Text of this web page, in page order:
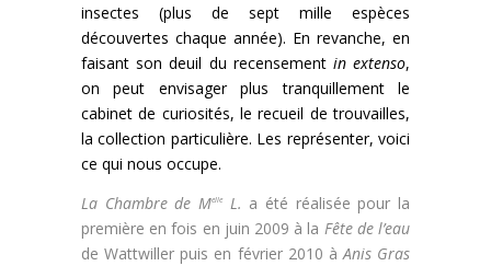
insectes (plus de sept mille espèces
découvertes chaque année). En revanche, en
faisant son deuil du recensement in extenso,
on peut envisager plus tranquillement le
cabinet de curiosités, le recueil de trouvailles,
la collection particulière. Les représenter, voici
ce qui nous occupe.
La Chambre de Melle L. a été réalisée pour la
première en fois en juin 2009 à la Fête de l’eau
de Wattwiller puis en février 2010 àAnis Gras